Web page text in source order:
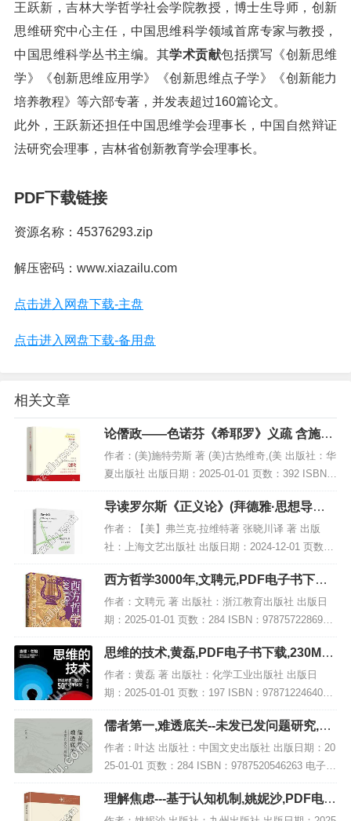
王跃新，吉林大学哲学社会学院教授，博士生导师，创新
思维研究中心主任，中国思维科学领域首席专家与教授，
中国思维科学丛书主编。其学术贡献包括撰写《创新思维
学》《创新思维应用学》《创新思维点子学》《创新能力
培养教程》等六部专著，并发表超过160篇论文。
此外，王跃新还担任中国思维学会理事长，中国自然辩证
法研究会理事，吉林省创新教育学会理事长。
PDF下载链接
资源名称：45376293.zip
解压密码：www.xiazailu.com
点击进入网盘下载-主盘
点击进入网盘下载-备用盘
相关文章
论僭政——色诺芬《希耶罗》义疏 含施特
劳斯与科耶夫通信集,PDF下载
作者：(美)施特劳斯 著 (美)古热维奇,(美 出版社：华
夏出版社 出版日期：2025-01-01 页数：392 ISBN：
9787522207469 电子书大小：180MB [高清扫描版P
DF...
导读罗尔斯《正义论》(拜德雅·思想导读),
PDF电子书下载
作者：【美】弗兰克·拉维特著 张晓川译 著 出版
社：上海文艺出版社 出版日期：2024-12-01 页数：
228 ISBN：9787532191062 电子书大小：199MB
[高清扫描版PDF...
西方哲学3000年,文聘元,PDF电子书下载,
网盘资源
作者：文聘元 著 出版社：浙江教育出版社 出版日
期：2025-01-01 页数：284 ISBN：9787572286902
电子书大小：226MB [高清扫描版PDF格式] 内容简
介 在著...
思维的技术,黄磊,PDF电子书下载,230MB,
网盘资源
作者：黄磊 著 出版社：化学工业出版社 出版日
期：2025-01-01 页数：197 ISBN：9787122464064
电子书大小：230MB [高清扫描版PDF格式] 内容简
介 在追求...
儒者第一,难透底关--未发已发问题研究,PD
F电子书下载
作者：叶达 出版社：中国文史出版社 出版日期：20
25-01-01 页数：284 ISBN：9787520546263 电子书
大小：220MB [高清扫描版PDF格式] 内容简介 书
名：《儒...
理解焦虑---基于认知机制,姚妮沙,PDF电子
书网盘下载